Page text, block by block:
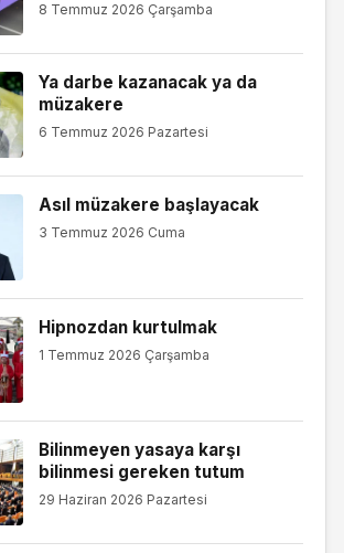
8 Temmuz 2026 Çarşamba
Ya darbe kazanacak ya da
müzakere
6 Temmuz 2026 Pazartesi
Asıl müzakere başlayacak
3 Temmuz 2026 Cuma
Hipnozdan kurtulmak
1 Temmuz 2026 Çarşamba
Bilinmeyen yasaya karşı
bilinmesi gereken tutum
29 Haziran 2026 Pazartesi